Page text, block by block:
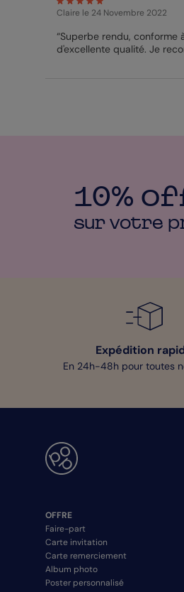
Claire le 24 Novembre 2022
“Superbe rendu,
d'excellente
10%
sur votre
Expédition
En 24h-48h pour toutes
OFFRE
Faire-part
Carte invitation
Carte remerciement
Album photo
Poster personnalisé